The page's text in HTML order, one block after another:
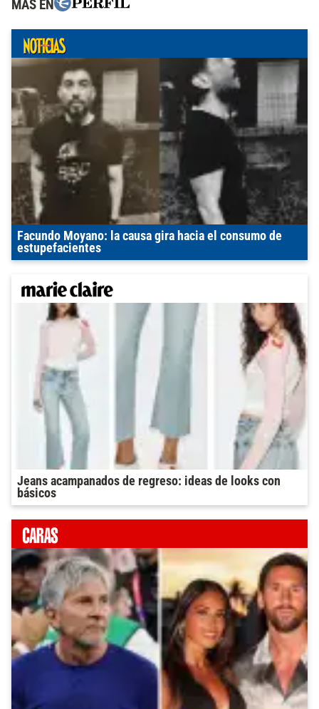
MÁS EN
Facundo Moyano: la causa gira hacia el consumo de
estupefacientes
Jeans acampanados de regreso: ideas de looks con
básicos